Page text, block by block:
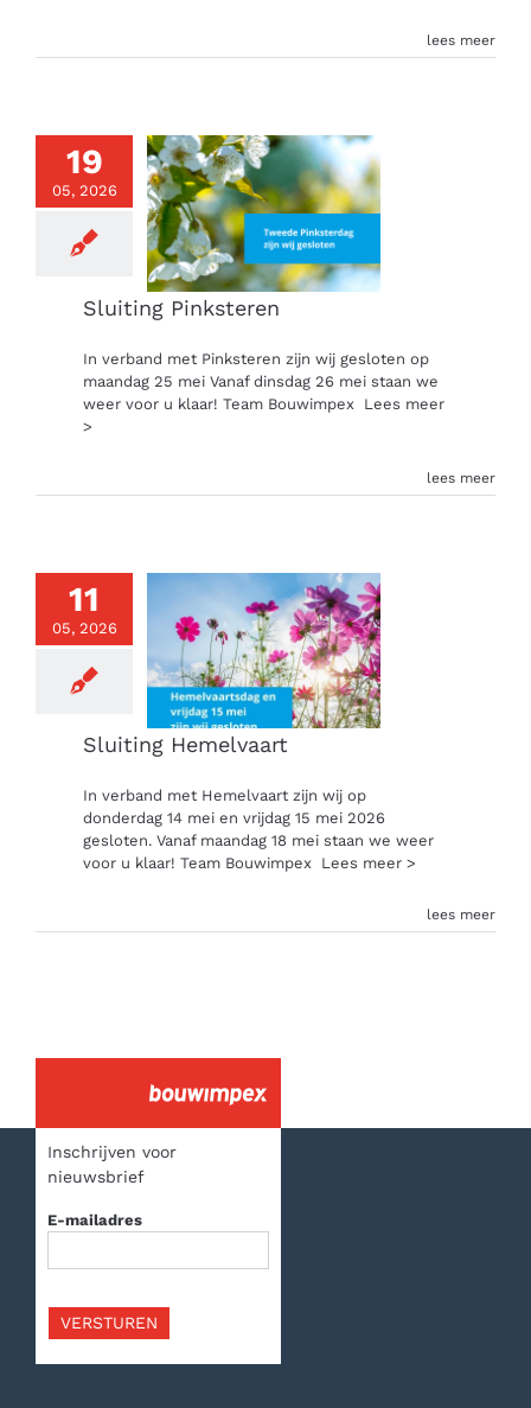
lees meer
19
05, 2026
Sluiting Pinksteren
In verband met Pinksteren zijn wij gesloten op
maandag 25 mei Vanaf dinsdag 26 mei staan we
weer voor u klaar! Team Bouwimpex Lees meer
>
lees meer
11
05, 2026
Sluiting Hemelvaart
In verband met Hemelvaart zijn wij op
donderdag 14 mei en vrijdag 15 mei 2026
gesloten. Vanaf maandag 18 mei staan we weer
voor u klaar! Team Bouwimpex Lees meer >
lees meer
Inschrijven voor
nieuwsbrief
E-mailadres
VERSTUREN